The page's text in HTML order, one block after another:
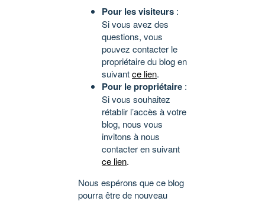
Pour les visiteurs :
Si vous avez des
questions, vous
pouvez contacter le
propriétaire du blog en
suivantce lien.
Pour le propriétaire :
Si vous souhaitez
rétablir l’accès à votre
blog, nous vous
invitons à nous
contacter en suivant
ce lien.
Nous espérons que ce blog
pourra être de nouveau